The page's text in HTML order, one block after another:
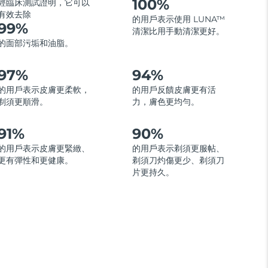
臨床測試證明，它可以
效去除
面部污垢和油脂。
100%
的用戶表示使用 LUNA™
清潔比用手動清潔更好。
用戶表示皮膚更柔軟，
須更順滑。
94%
的用戶反饋皮膚更有活
力，膚色更均勻。
用戶表示皮膚更緊緻、
有彈性和更健康。
90%
的用戶表示剃須更服帖、
剃須刀灼傷更少、剃須刀
片更持久。